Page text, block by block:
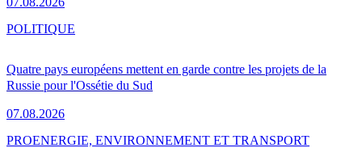
Quatre pays européens mettent en garde contre les projets de la
Russie pour l'Ossétie du Sud
07.08.2026
POLITIQUE
PROENERGIE, ENVIRONNEMENT ET TRANSPORT